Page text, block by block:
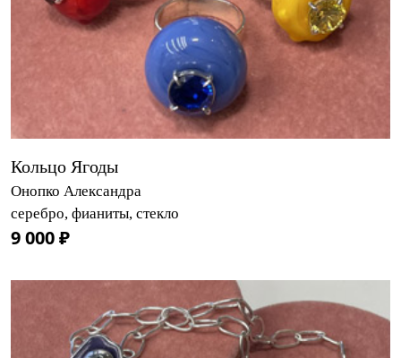
Кольцо Ягоды
Онопко Александра
серебро, фианиты, стекло
9 000 ₽